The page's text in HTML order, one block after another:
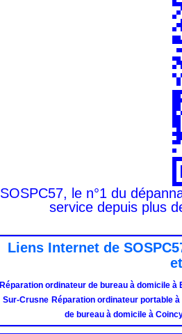
SOSPC57, le n°1 du
service depuis plus
Liens Internet de
Réparation ordinateur de bureau à domicile à
Sur-Crusne Réparation ordinateur portable
de bureau à domicile à